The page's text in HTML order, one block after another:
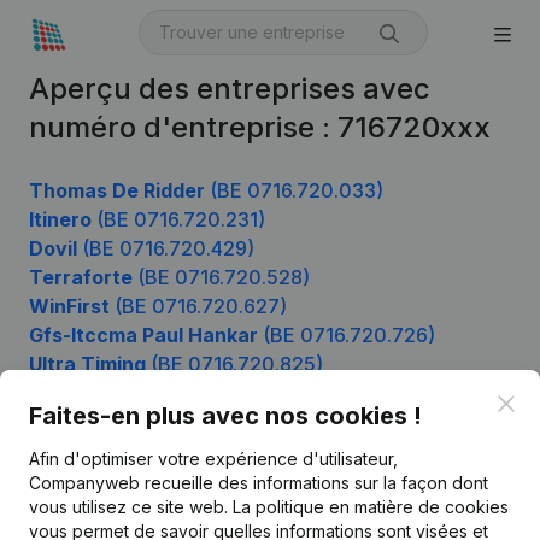
Aperçu des entreprises avec
numéro d'entreprise : 716720xxx
Thomas De Ridder (BE 0716.720.033)
Itinero (BE 0716.720.231)
Dovil (BE 0716.720.429)
Terraforte (BE 0716.720.528)
WinFirst (BE 0716.720.627)
Gfs-Itccma Paul Hankar (BE 0716.720.726)
Ultra Timing(BE 0716.720.825)
Faites-en plus avec nos cookies !
Afin d'optimiser votre expérience d'utilisateur,
Companyweb recueille des informations sur la façon dont
vous utilisez ce site web. La politique en matière de cookies
vous permet de savoir quelles informations sont visées et
Produit
Informations d’entreprise